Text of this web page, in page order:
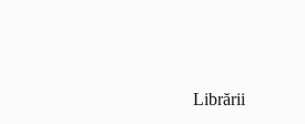
Librării